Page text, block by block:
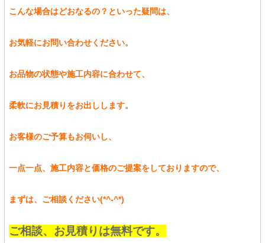
こんな場合はどおなるの？といった疑問は、
お気軽にお問い合わせください。
お品物の状態や施工内容に合わせて、
柔軟にお見積りをお出しします。
お客様のご予算もお伺いし、
一点一点、施工内容と価格のご提案をしておりますので、
まずは、ご相談ください(*^-^*)
ご相談、お見積りは無料です。